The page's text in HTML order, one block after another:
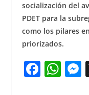
socialización del
PDET para la
como los pilares
priorizados.
F W